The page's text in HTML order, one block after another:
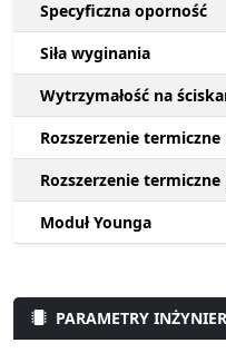
Specyficzna oporność
Siła wyginania
Wytrzymałość na
Rozszerzenie
Rozszerzenie
Moduł Younga
PARAMETRY